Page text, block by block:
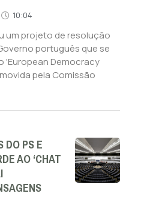
10:04
um projeto de resolução
português que se
'European Democracy
pela Comissão
DO PS E
AO ‘CHAT